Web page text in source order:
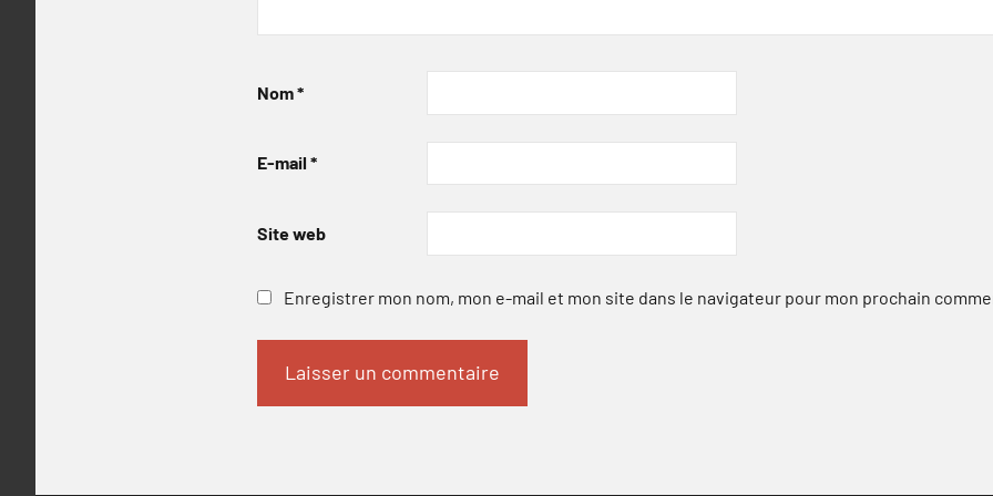
Nom*
E-mail *
Site web
Enregistrer mon nom, mon e-mail et mon site dans le navigateur pour mon prochain